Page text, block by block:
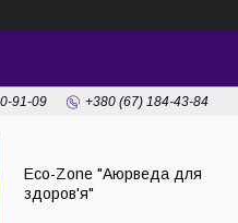
91-09 +380 (67) 184-43-84
Eco-Zone "Аюрведа для
здоров'я"